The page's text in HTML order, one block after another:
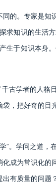
。专家是知
知识的生活
于知识本身
学者的人格
，把好奇的
学问之道，
成为常识化
有质量的问